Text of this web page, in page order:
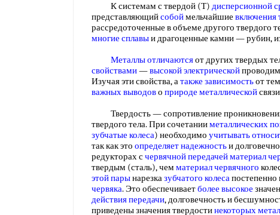
К системам с твердой (Т) дисперсионной
представляющийсобоймельчайшие включения
рассредоточенные в объеме другого твердого
многие сплавыи драгоценные камни — рубин,
Металлы отличаютсяот других твердых
свойствами—высокой электрической
Изучая эти свойства, атакже зависимостьот
важных выводово природе металлической
Твердость — сопротивление
твердого тела. При сочетанииметаллических
зубчатые колеса) необходимо учитывать
так как это определяет надежностьи
редукторах счервячной передачейматериал
твердым (сталь), чем материал червячного
этой парынарезказубчатого колесапостепенно
червяка. Это обеспечиваетболее высокое
действия передачи, долговечность и
приведены значения твердостинекоторых